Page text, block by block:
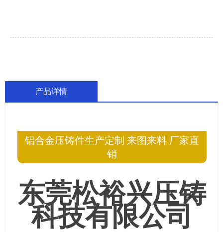
产品详情
铝合金压铸件生产定制 来图来料 厂家直
销
东莞松裕兴压铸
科技有限公司